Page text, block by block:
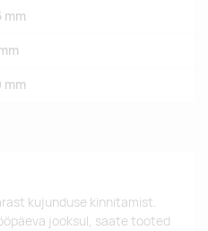
mm
mm
kujunduse kinnitamist.
jooksul, saate tooted